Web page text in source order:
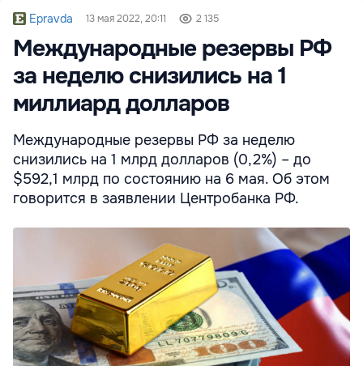
Epravda 13 мая 2022, 20:11 2 135
Международные резервы РФ
за неделю снизились на 1
миллиард долларов
Международные резервы РФ за неделю
снизились на 1 млрд долларов (0,2%) – до
$592,1 млрд по состоянию на 6 мая. Об этом
говорится в заявлении Центробанка РФ.